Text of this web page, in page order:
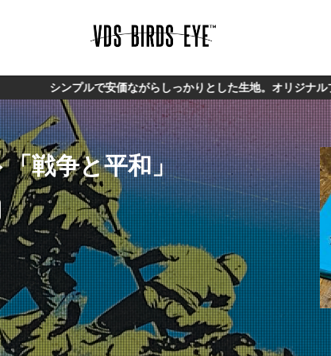
安価ながらしっかりとした生地。オリジナルブランド【VDS】
戦争と平和」